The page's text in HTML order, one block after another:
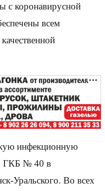
с коронавирусной
всем
инфекционную
ГКБ № 40 в
Уральского. Во всех